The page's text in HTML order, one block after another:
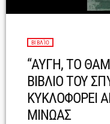
ΒΙΒΛΊΟ
“ΑΥΓΗ, ΤΟ
ΒΙΒΛΙΟ ΤΟΥ
ΚΥΚΛΟΦΟΡΕΙ
ΜΙΝΩΑΣ